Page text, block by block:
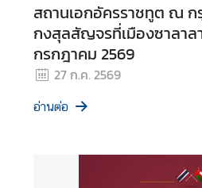
T
r
a
v
l
สถานเอกอัครราชทูต ณ ก
กงสุลสัญจรที่เมืองซาลาล
กรกฎาคม 2569
27 ก.ค. 2569
อ่านต่อ